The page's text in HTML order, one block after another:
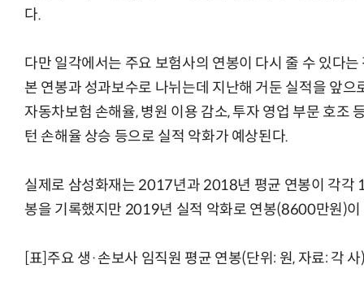
다.
다만 일각에서는 주요 보험사의 연봉이 다시 줄 수 있다
본 연봉과 성과보수로 나뉘는데 지난해 거둔 실적을 앞
자동차보험 손해율, 병원 이용 감소, 투자 영업 부문 호조
턴 손해율 상승 등으로 실적 악화가 예상된다.
실제로 삼성화재는 2017년과 2018년 평균 연봉이 각
봉을 기록했지만 2019년 실적 악화로 연봉(8600만원)이
[표]주요 생·손보사 임직원 평균 연봉(단위: 원, 자료: 각 사
“계속 쫓